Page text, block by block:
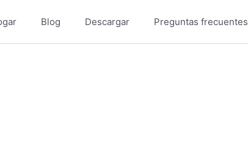
Blog Descargar Preguntas frecuentes